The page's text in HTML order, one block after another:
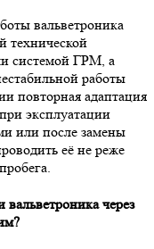
вальветроника
технической
системой ГРМ, а
работы
повторная адаптация
эксплуатации
или после замены
её не реже
вальветроника через